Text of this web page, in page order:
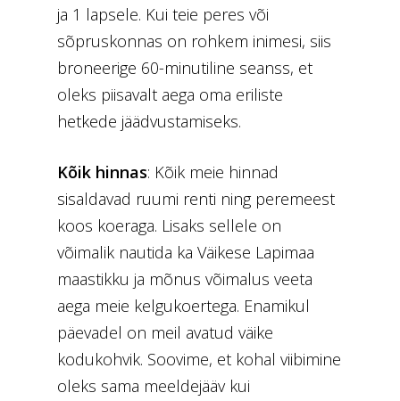
ja 1 lapsele. Kui teie peres või
sõpruskonnas on rohkem inimesi, siis
broneerige 60-minutiline seanss, et
oleks piisavalt aega oma eriliste
hetkede jäädvustamiseks.
Kõik hinnas: Kõik meie hinnad
sisaldavad ruumi renti ning peremeest
koos koeraga. Lisaks sellele on
võimalik nautida ka Väikese Lapimaa
maastikku ja mõnus võimalus veeta
aega meie kelgukoertega. Enamikul
päevadel on meil avatud väike
kodukohvik. Soovime, et kohal viibimine
oleks sama meeldejääv kui